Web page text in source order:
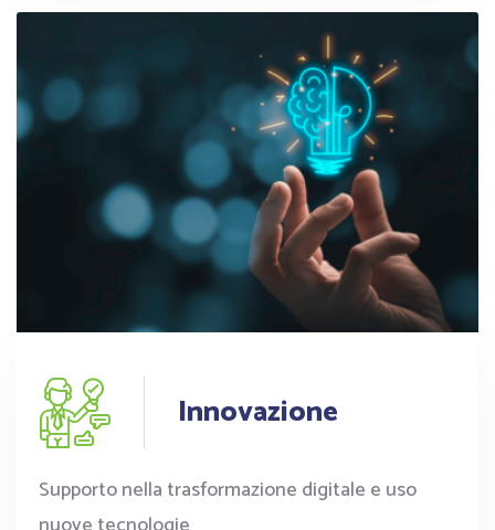
Innovazione
Supporto nella trasformazione digitale e uso